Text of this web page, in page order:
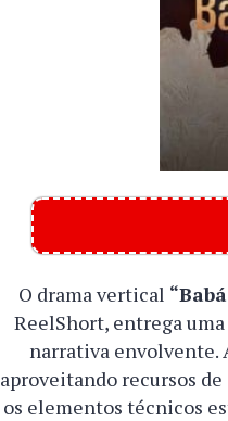
O drama vertical
ReelShort, entrega
narrativa envolvente.
aproveitando recursos
os elementos técnicos